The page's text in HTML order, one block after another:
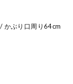
かぶり口周り64cm